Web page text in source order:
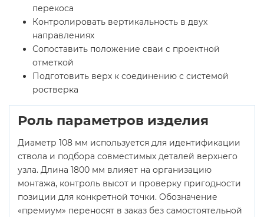
перекоса
Контролировать вертикальность в двух
направлениях
Сопоставить положение сваи с проектной
отметкой
Подготовить верх к соединению с системой
ростверка
Роль параметров изделия
Диаметр 108 мм используется для идентификации
ствола и подбора совместимых деталей верхнего
узла. Длина 1800 мм влияет на организацию
монтажа, контроль высот и проверку пригодности
позиции для конкретной точки. Обозначение
«премиум» переносят в заказ без самостоятельной